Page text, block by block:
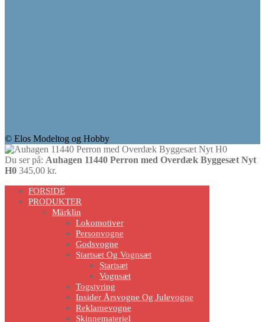
© Elos Modeltog og Hobby
Du ser på: Auhagen 11440 Perron med Overdæk Byggesæt Nyt
H0 345,00 kr.
Scroll
Up
FORSIDE
PRODUKTER
Märklin
Lokomotiver
Personvogne
Godsvogne
Startsæt Og Vognsæt
Startsæt
Vognsæt
Togstyring
Insider Årsvogne Og Julevogne
Reklamevogne
Skinnemateriel